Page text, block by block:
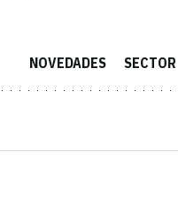
NOVEDADES SECTOR